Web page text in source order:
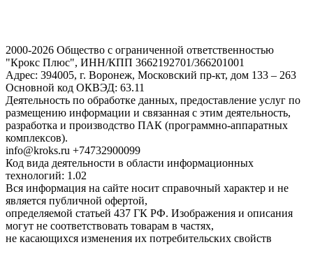
2000-2026 Общество с ограниченной ответственностью
"Крокс Плюс", ИНН/КПП 3662192701/366201001
Адрес: 394005, г. Воронеж, Московский пр-кт, дом 133 – 263
Основной код ОКВЭД: 63.11
Деятельность по обработке данных, предоставление услуг по
размещению информации и связанная с этим деятельность,
разработка и производство ПАК (программно-аппаратных
комплексов).
info@kroks.ru +74732900099
Код вида деятельности в области информационных
технологий: 1.02
Вся информация на сайте носит справочный характер и не
является публичной офертой,
определяемой статьей 437 ГК РФ. Изображения и описания
могут не соответствовать товарам в частях,
не касающихся изменения их потребительских свойств